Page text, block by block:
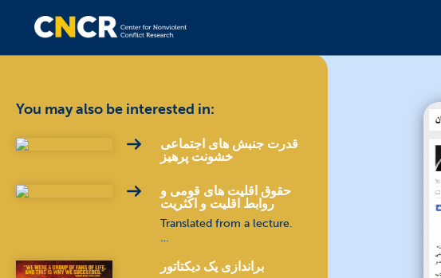
You may also be interested in:
قدرت جنبش های اجتماعی
خشونت پرهیز
حقوق اقلیت های قومی و
روابط اقلیت و اکثریت
Translated from a lecture.
…
براندازی یک دیکتاتور